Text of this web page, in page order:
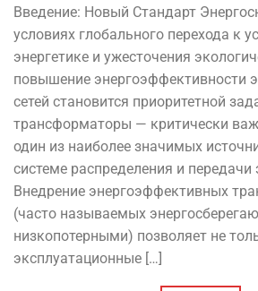
Введение: Новый Стандарт
условиях глобального перехода к
энергетике и ужесточения
повышение энергоэффективности
сетей становится приоритетной
трансформаторы — критически
один из наиболее значимых
системе распределения и передачи
Внедрение энергоэффективных
(часто называемых
низкопотерными) позволяет не
эксплуатационные […]